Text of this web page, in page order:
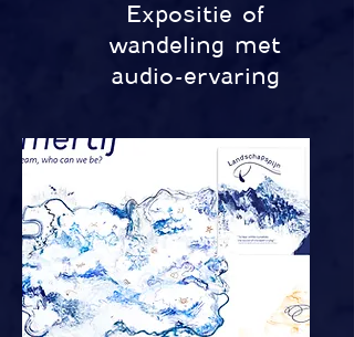
Expositie of
wandeling met
audio-ervaring